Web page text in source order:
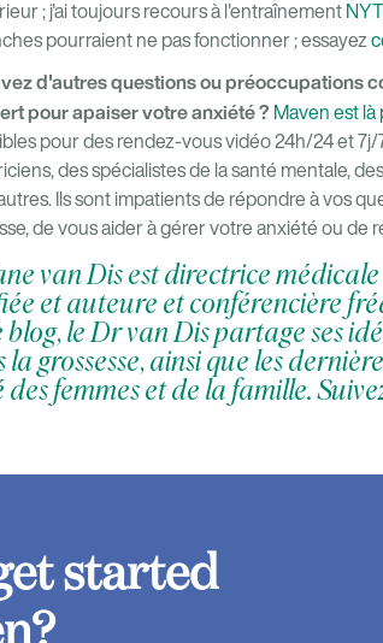
; j'ai toujours recours à l'entraînement
pourraient ne pas fonctionner ; essayez
d'autres questions ou préoccupations
pour apaiser votre anxiété ? Maven est
pour des rendez-vous vidéo 24h/24 et
des spécialistes de la santé mentale,
Ils sont impatients de répondre à vos
de vous aider à gérer votre anxiété ou de
van Dis est directrice
et auteure et conférencière
blog, le Dr van Dis partage ses
la grossesse, ainsi que les
des femmes et de la famille.
started